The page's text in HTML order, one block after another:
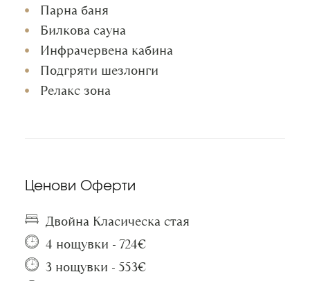
Парна баня
Билкова сауна
Инфрачервена кабина
Подгряти шезлонги
Релакс зона
Ценови Оферти
Двойна Класическа стая
4 нощувки - 724€
3 нощувки - 553€